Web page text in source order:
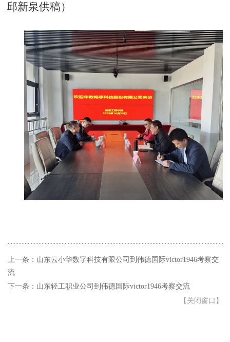
邱新泉供稿）
上一条：山东云小华数字科技有限公司到伟德国际victor1946考察交
流
下一条：山东轻工职业公司到伟德国际victor1946考察交流
【 关闭窗口 】